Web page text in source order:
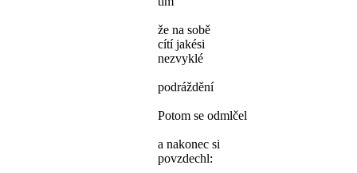
že na sobě
cítí jakési
nezvyklé
podráždění
Potom se odmlčel
a nakonec si
povzdechl: